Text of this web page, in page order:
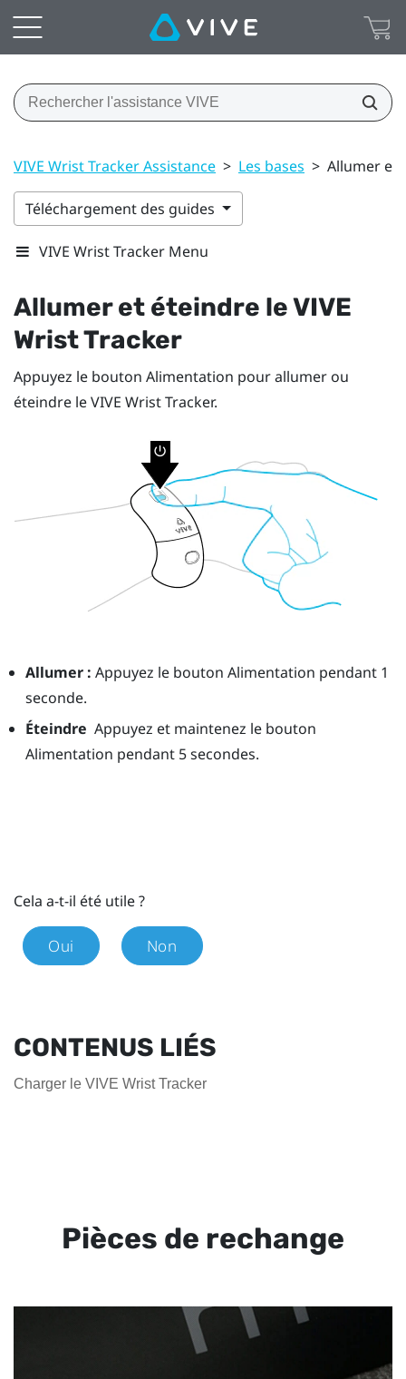
VIVE Wrist Tracker Assistance > Les bases > Allumer et
Téléchargement des guides
VIVE Wrist Tracker Menu
Allumer et éteindre leVIVE
Wrist Tracker
Appuyez le bouton Alimentation pour allumer ou
éteindre leVIVE Wrist Tracker.
Allumer : Appuyez le bouton Alimentation pendant 1
seconde.
Éteindre Appuyez et maintenez le bouton
Alimentation pendant 5 secondes.
Cela a-t-il été utile ?
Oui Non
CONTENUS LIÉS
Charger le VIVE Wrist Tracker
Pièces de rechange